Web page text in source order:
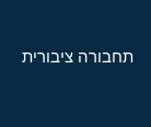
תחבורה ציבורית